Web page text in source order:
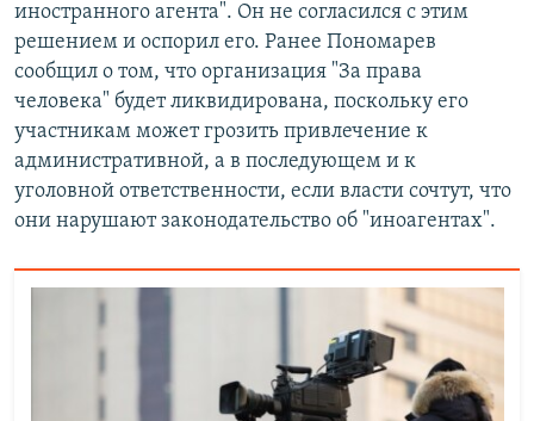
иностранного агента". Он не согласился с этим
решением и оспорил его. Ранее Пономарев
сообщил о том, что организация "За права
человека" будет ликвидирована, поскольку его
участникам может грозить привлечение к
административной, а в последующем и к
уголовной ответственности, если власти сочтут, что
они нарушают законодательство об "иноагентах".